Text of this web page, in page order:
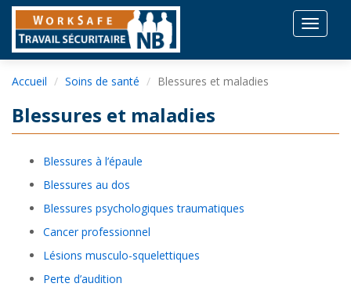
Toggle
Accueil Soins de santé Blessures et maladies
Blessures et maladies
Blessures à l’épaule
Blessures au dos
Blessures psychologiques traumatiques
Cancer professionnel
Lésions musculo-squelettiques
Perte d’audition